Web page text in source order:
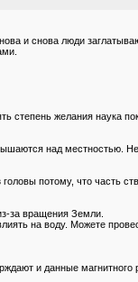
и снова люди
желания наука
над местностью.
потому, что часть
за вращения Земли.
на воду. Можете
и данные